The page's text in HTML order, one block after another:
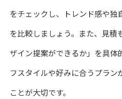
をチェックし、トレンド感や独
を比較しましょう。また、見積
ザイン提案ができるか」を具体
フスタイルや好みに合うプラン
ことが大切です。